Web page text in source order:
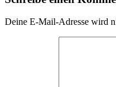
Deine E-Mail-Adresse wird